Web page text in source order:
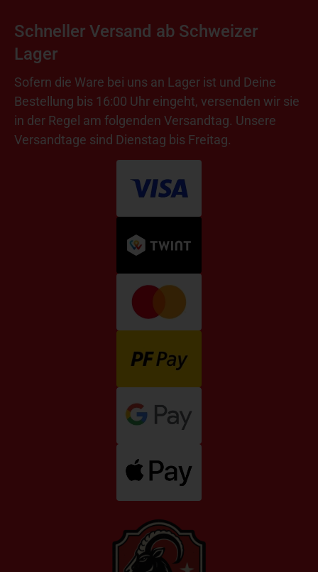
Schneller Versand ab Schweizer
Lager
Sofern die Ware bei uns an Lager ist und Deine
Bestellung bis 16:00 Uhr eingeht, versenden wir sie
in der Regel am folgenden Versandtag. Unsere
Versandtage sind Dienstag bis Freitag.